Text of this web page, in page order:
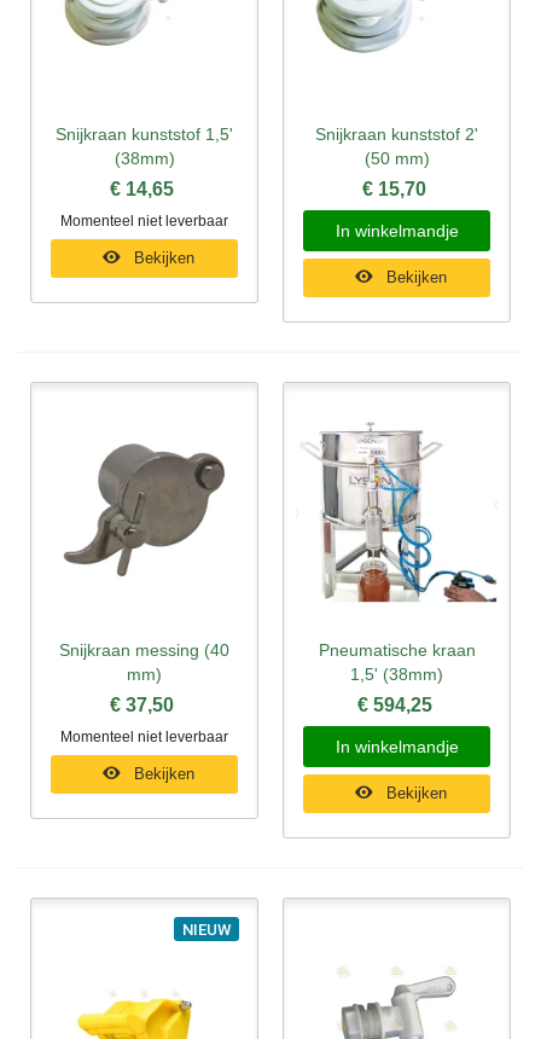
Snijkraan kunststof 1,5'
(38mm)
€ 14,65
Momenteel niet leverbaar
Bekijken
Snijkraan kunststof 2'
(50 mm)
€ 15,70
In winkelmandje
Bekijken
Snijkraan messing (40
mm)
€ 37,50
Momenteel niet leverbaar
Bekijken
Pneumatische kraan
1,5' (38mm)
€ 594,25
In winkelmandje
Bekijken
NIEUW